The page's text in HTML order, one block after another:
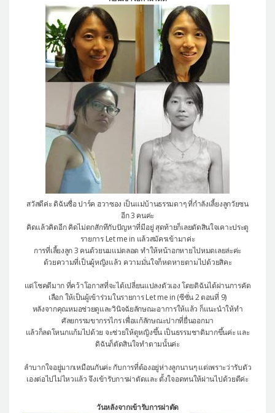
สวัสดีค่ะ ดิฉันชื่อ ปาร์ค ฮวาซอง เป็นแม่บ้านธรรมดาๆ ที่กำลังเลี้ยงลูกวัยซน
อีก 3 คนค่ะ
คิดแล้วคิดอีก คิดไม่ตกสักทีกับปัญหาที่มีอยู่ สุดท้ายก็เลยตัดสินใจเคาะประตู
รายการ Let me in แล้วสมัครเข้ามาค่ะ
การที่เลี้ยงลูก 3 คนด้วยนมแม่ตลอด ทำให้หน้าอกหายไปหมดเลยล่ะค่ะ
ด้วยความที่เป็นผู้หญิงแล้ว ความมั่นใจก็หดหายตามไปด้วยสิคะ
แต่โชคดีมาก ที่คว้าโอกาสที่จะได้เปลี่ยนแปลงตัวเอง โดยดิฉันได้ผ่านการคัด
เลือก ให้เป็นผู้เข้าร่วมในรายการ Let me in (ซีซั่น 2 ตอนที่ 9)
หลังจากคุณหมอช่วยดูและวินิจฉัยลักษณะอาการให้แล้ว ก็แนะนำให้ทำ
ศัลยกรรมขากรรไกร เพื่อแก้ลักษณะปากที่ยื่นออกมา
แล้วก็ลดโหนกแก้มไปด้วย จะช่วยให้ดูหญิงขึ้น เป็นธรรมชาติมากขึ้นค่ะ และ
ดิฉันก็ตัดสินใจทำตามนั้นค่ะ
ลำบากใจอยู่มากเหมือนกันค่ะ กับการที่ต้องอยู่ห่างลูกนานๆ แต่เพราะว่ารับตัว
เองต่อไปไม่ไหวแล้ว จึงเข้ารับการผ่าตัดและ ตั้งใจอดทนให้ผ่านไปด้วยดีค่ะ
วันหลังจากเข้ารับการผ่าตัด